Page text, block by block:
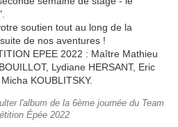
soutien tout au long de la
de nos aventures !
EPEE 2022 : Maître Mathieu
Lydiane HERSANT, Eric
KOUBLITSKY.
l'album de la 6ème journée du Team
Épée 2022